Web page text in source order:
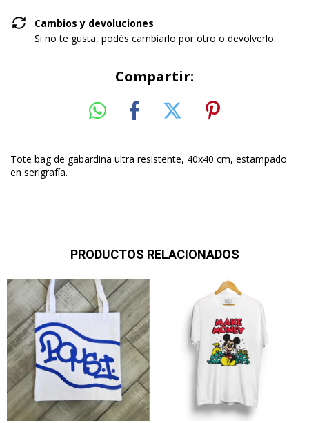
Cambios y devoluciones
Si no te gusta, podés cambiarlo por otro o devolverlo.
Compartir:
Tote bag de gabardina ultra resistente, 40x40 cm, estampado
en serigrafía.
PRODUCTOS RELACIONADOS